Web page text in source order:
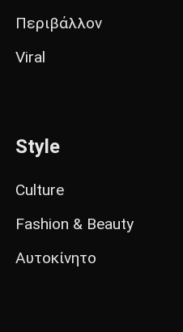
Περιβάλλον
Viral
Style
Culture
Fashion & Beauty
Αυτοκίνητο